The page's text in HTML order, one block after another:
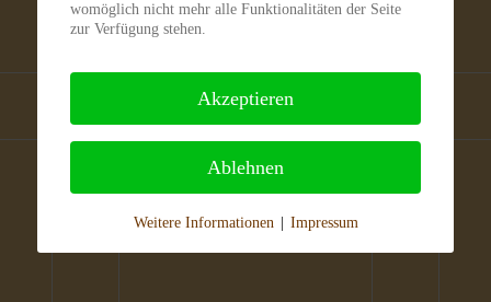
womöglich nicht mehr alle Funktionalitäten der Seite
zur Verfügung stehen.
Akzeptieren
Ablehnen
Weitere Informationen Impressum